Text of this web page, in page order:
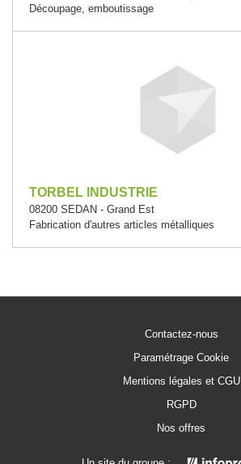
Découpage, emboutissage
TORBEL INDUSTRIE
08200 SEDAN - Grand Est
Fabrication d'autres articles métalliques
Contactez-nous
Paramétrage Cookie
Mentions légales et CGU
RGPD
Nos offres